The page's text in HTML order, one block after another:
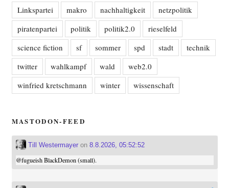
Linkspartei
makro nachhaltigkeit
netzpolitik
piratenpartei
politik politik2.0
rieselfeld
science fiction
sf sommer spd stadt
technik
twitter
wahlkampf wald
web2.0
winfried kretschmann
winter wissenschaft
MASTODON-FEED
Till Westermayeron 8.8.2026, 05:52:52
@fugueishBlackDemon (small).